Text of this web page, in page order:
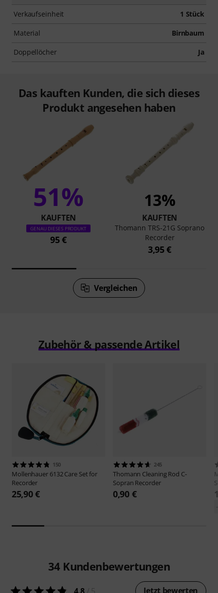
Verkaufseinheit 1 Stück
Material Birnbaum
Doppellöcher Ja
Das kauften Kunden, die sich dieses
Produkt angesehen haben
51%
KAUFTEN
GENAU DIESES PRODUKT
95 €
13%
KAUFTEN
Thomann TRS-21G Soprano
Recorder
3,95 €
Vergleichen
Zubehör & passende Artikel
150
Mollenhauer 6132 Care Set for
Recorder
25,90 €
245
Thomann Cleaning Rod C-
Sopran Recorder
0,90 €
34 Kundenbewertungen
4.8 Jetzt bewerten